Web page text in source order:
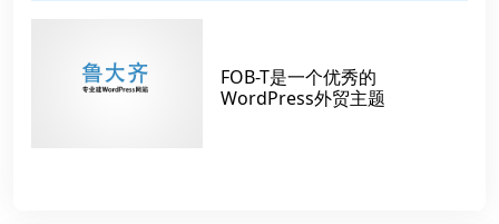
FOB-T是一个优秀的
WordPress外贸主题